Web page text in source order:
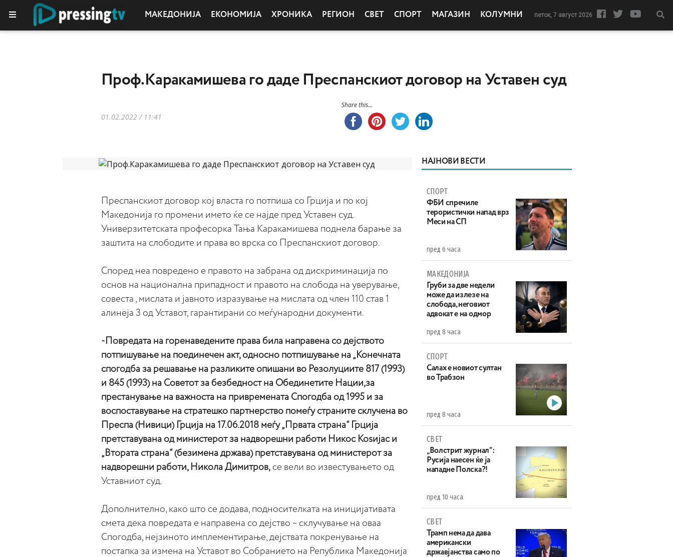
МАКЕДОНИЈА ЕКОНОМИЈА ХРОНИКА РЕГИОН СВЕТ СПОРТ МАГАЗИН КОЛУМНИ петок, 7 август 2026
Проф.Каракамишева го даде Преспанскиот договор на Уставен суд
01.02.2022 / 11:41
Share this...
Преспанскиот договор кој власта го потпиша со Грција и по кој
Македонија го промени името ќе се најде пред Уставен суд.
Универзитетската професорка Тања Каракамишева поднела барање за
заштита на слободите и права во врска со Преспанскиот договор.
Според неа повредено е правото на забрана од дискриминација по
основ на национална припадност и правото на слобода на уверување,
совеста , мислата и јавното изразување на мислата од член 110 став 1
алинеја 3 од Уставот, гарантирани со меѓународни документи.
-Повредата на горенаведените права била направена со дејството
потпишување на поединечен акт, односно потпишување на „Конечната
спогодба за решавање на разликите опишани во Резолуциите 817 (1993)
и 845 (1993) на Советот за безбедност на Обединетите Нации,за
престанување на важноста на привремената Спогодба од 1995 и за
воспоставување на стратешко партнерство помеѓу страните склучена во
Преспа (Нивици) Грција на 17.06.2018 меѓу „Првата страна“ Грција
претставувана од министерот за надворешни работи Никос Коsијас и
„Втората страна“ (безимена држава) претставувана од министерот за
надворешни работи, Никола Димитров, се вели во известувањето од
Уставниот суд.
Дополнително, како што се додава, подносителката на иницијативата
смета дека повредата е направена со дејство – склучување на оваа
Спогодба, нејзиното имплементирање, дејствата покренување на
постапка за измена на Уставот во Собранието на Република Македонија
НАЈНОВИ ВЕСТИ
СПОРТ
ФБИ спречиле
терористички напад врз
Меси на СП
пред 6 часа
МАКЕДОНИЈА
Груби за две недели
може да излезе на
слобода, неговиот
адвокат е на одмор
пред 8 часа
СПОРТ
Салах е новиот султан
во Трабзон
пред 8 часа
СВЕТ
„Волстрит журнал“:
Русија наесен ќе ја
нападне Полска?!
пред 10 часа
СВЕТ
Трамп нема да дава
американски
државјанства само по